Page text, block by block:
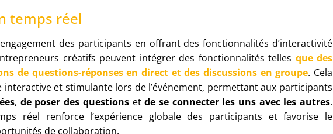
temps réel
des participants en offrant des fonctionnalités d’interactivité
créatifs peuvent intégrer des fonctionnalités telles que des
de questions-réponses en direct et des discussions en groupe. Cela
interactive et stimulante lors de l’événement, permettant aux participants
, de poser des questionsetde se connecter les uns avec les autres.
réel renforce l’expérience globale des participants et favorise le
de collaboration.